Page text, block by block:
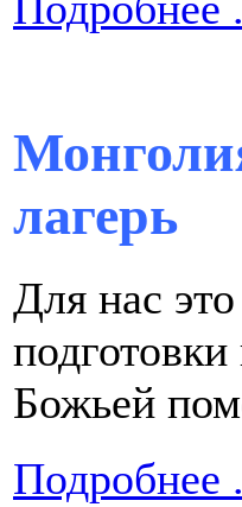
лагерь
Для нас
Божьей
Подробнее